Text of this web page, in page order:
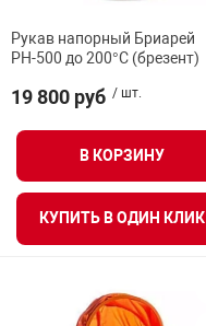
техника
автомобили
информации
техника
Рукав напорный Бриарей
РН-500 до 200°С (брезент)
19 800 руб / шт.
В КОРЗИНУ
КУПИТЬ В ОДИН КЛИК